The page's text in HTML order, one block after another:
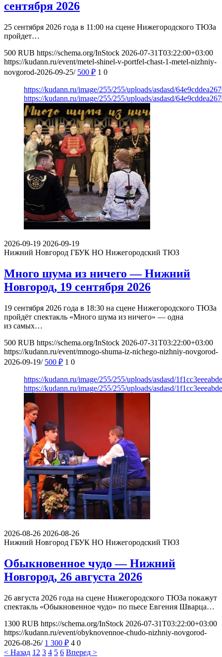
сентября 2026
25 сентября 2026 года в 11:00 на сцене Нижегородского ТЮЗа
пройдет…
500 RUB https://schema.org/InStock 2026-07-31T03:22:00+03:00
https://kudann.ru/event/metel-shinel-v-portfel-chast-1-metel-nizhniy-
novgorod-2026-09-25/ 500 ₽ 1 0
https://kudann.ru/image/255/255/uploads/asdasd/
https://kudann.ru/image/255/255/uploads/asdasd/
2026-09-19 2026-09-19
Нижний Новгород ГБУК НО Нижегородский ТЮЗ
Много шума из ничего — Нижний
Новгород, 19 сентября 2026
19 сентября 2026 года в 18:30 на сцене Нижегородского ТЮЗа
пройдёт спектакль «Много шума из ничего» — одна
из самых…
500 RUB https://schema.org/InStock 2026-07-31T03:22:00+03:00
https://kudann.ru/event/mnogo-shuma-iz-nichego-nizhniy-novgorod-
2026-09-19/ 500 ₽ 1 0
https://kudann.ru/image/255/255/uploads/asdasd/
https://kudann.ru/image/255/255/uploads/asdasd/
2026-08-26 2026-08-26
Нижний Новгород ГБУК НО Нижегородский ТЮЗ
Обыкновенное чудо — Нижний
Новгород, 26 августа 2026
26 августа 2026 года на сцене Нижегородского ТЮЗа покажут
спектакль «Обыкновенное чудо» по пьесе Евгения Шварца…
1300 RUB https://schema.org/InStock 2026-07-31T03:22:00+03:00
https://kudann.ru/event/obyknovennoe-chudo-nizhniy-novgorod-
2026-08-26/ 1 300 ₽ 4 0
< Назад 1 2 3 4 5 6 Вперед >